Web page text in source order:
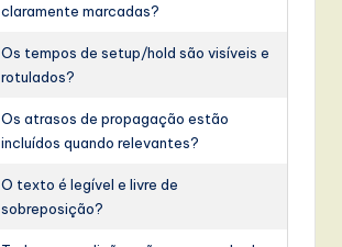
claramente marcadas?
Os tempos de setup/hold são visíveis e
rotulados?
Os atrasos de propagação estão
incluídos quando relevantes?
O texto é legível e livre de
sobreposição?